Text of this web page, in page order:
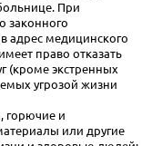
При
законного
адрес медицинского
право отказать
(кроме экстренных
угрозой жизни
горючие и
или другие